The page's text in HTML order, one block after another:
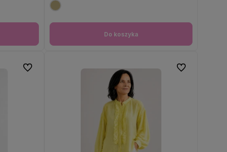
Do koszyka
Do ulubionych Do ulubionych